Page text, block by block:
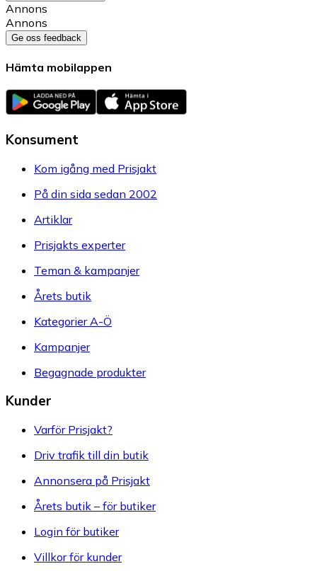
Annons
Annons
Ge oss feedback
Hämta mobilappen
Konsument
Kom igång med Prisjakt
På din sida sedan 2002
Artiklar
Prisjakts experter
Teman & kampanjer
Årets butik
Kategorier A-Ö
Kampanjer
Begagnade produkter
Kunder
Varför Prisjakt?
Driv trafik till din butik
Annonsera på Prisjakt
Årets butik – för butiker
Login för butiker
Villkor för kunder